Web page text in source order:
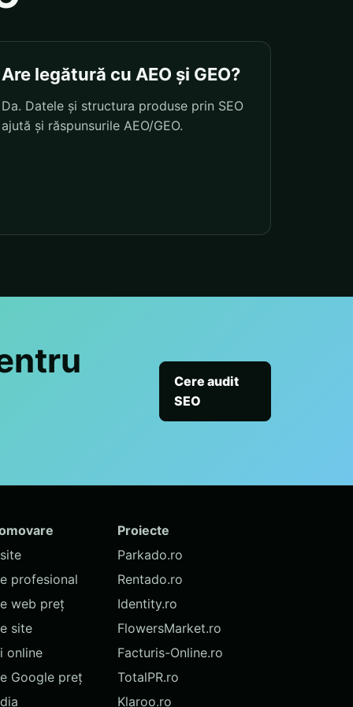
Are legătură cu AEO și GEO?
Da. Datele și structura produse prin SEO
ajută și răspunsurile AEO/GEO.
Cere audit
SEO
profesional
web preț
site
online
Google preț
Proiecte
Parkado.ro
Rentado.ro
Identity.ro
FlowersMarket.ro
Facturis-Online.ro
TotalPR.ro
Klaroo.ro